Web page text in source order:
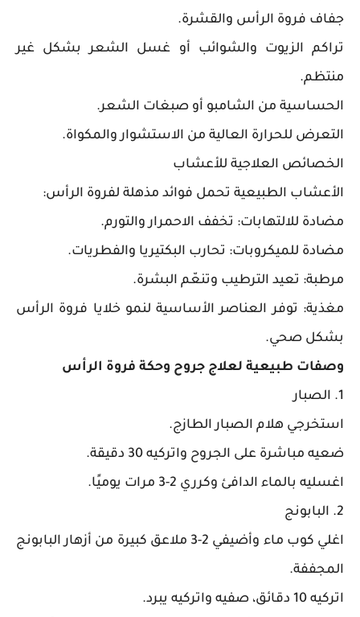
جفاف فروة الرأس والقشرة.
تراكم الزيوت والشوائب أو غسل الشعر بشكل غير
منتظم.
الحساسية من الشامبو أو صبغات الشعر.
التعرض للحرارة العالية من الاستشوار والمكواة.
الخصائص العلاجية للأعشاب
الأعشاب الطبيعية تحمل فوائد مذهلة لفروة الرأس:
مضادة للالتهابات: تخفف الاحمرار والتورم.
مضادة للميكروبات: تحارب البكتيريا والفطريات.
مرطبة: تعيد الترطيب وتنعّم البشرة.
مغذية: توفر العناصر الأساسية لنمو خلايا فروة الرأس
بشكل صحي.
وصفات طبيعية لعلاج جروح وحكة فروة الرأس
1. الصبار
استخرجي هلام الصبار الطازج.
ضعيه مباشرة على الجروح واتركيه 30 دقيقة.
اغسليه بالماء الدافئ وكرري 2-3 مرات يوميًا.
2. البابونج
اغلي كوب ماء وأضيفي 2-3 ملاعق كبيرة من أزهار البابونج
المجففة.
اتركيه 10 دقائق، صفيه واتركيه يبرد.